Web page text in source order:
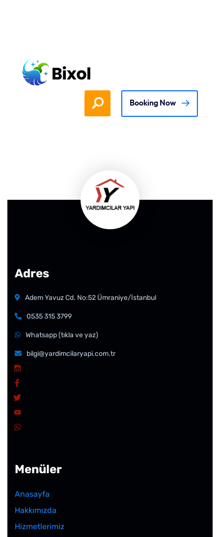
Booking Now
Adres
Adem Yavuz Cd. No:52 Ümraniye/İstanbul
0535 315 3799
Whatsapp (tıkla ve yaz)
bilgi@yardimcilaryapi.com.tr
Menüler
Anasayfa
Hakkımızda
Hizmetlerimiz